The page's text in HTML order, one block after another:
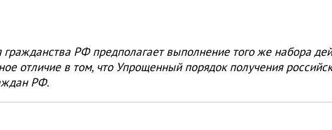
РФ предполагает выполнение того же набора
отличие в том, что Упрощенный порядок получения
РФ.